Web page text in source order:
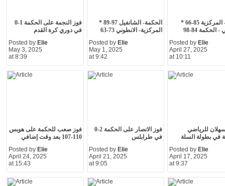
فوز النجمة على الحكمة 1-0
في دوري كرة القدم
Posted by Elie
May 3, 2025
at 8:39
الحكمة- الشانفيل 97-89 *
المركزية- الانطوني 73-63
Posted by Elie
May 1, 2025
at 9:42
هوبس - المركزية 85-66 *
الحكمة 84-98
Posted by Elie
April 27, 2025
at 10:11
فوز صعب للحكمة على هوبس
110-107 بعد وقت إضافي
Posted by Elie
April 24, 2025
at 15:43
فوز الانصار على الحكمة 2-0
في طرابلس
Posted by Elie
April 21, 2025
at 9:05
للرياضي
في بطولة السلة
Posted by Elie
April 17, 2025
at 9:37